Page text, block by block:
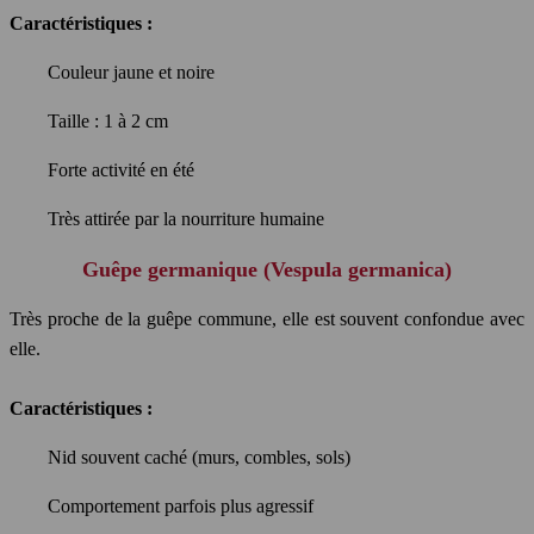
Caractéristiques :
Couleur jaune et noire
Taille : 1 à 2 cm
Forte activité en été
Très attirée par la nourriture humaine
Guêpe germanique (Vespula germanica)
Très proche de la guêpe commune, elle est souvent confondue avec
elle.
Caractéristiques :
Nid souvent caché (murs, combles, sols)
Comportement parfois plus agressif